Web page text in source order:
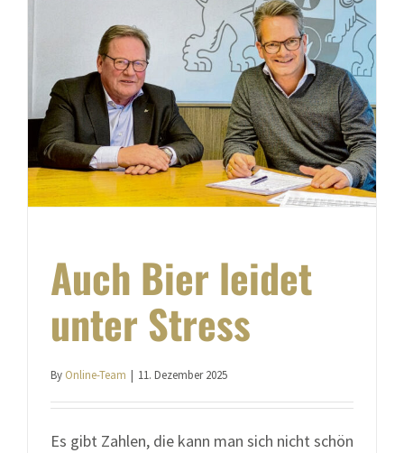
Auch Bier leidet
unter Stress
By Online-Team | 11. Dezember 2025
Es gibt Zahlen, die kann man sich nicht schön